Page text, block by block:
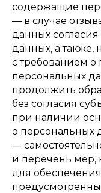
содержащие
— в случае
данных
данных, а также,
с требованием
персональных
продолжить
без согласия
при наличии
о персональных
—
и перечень мер,
для